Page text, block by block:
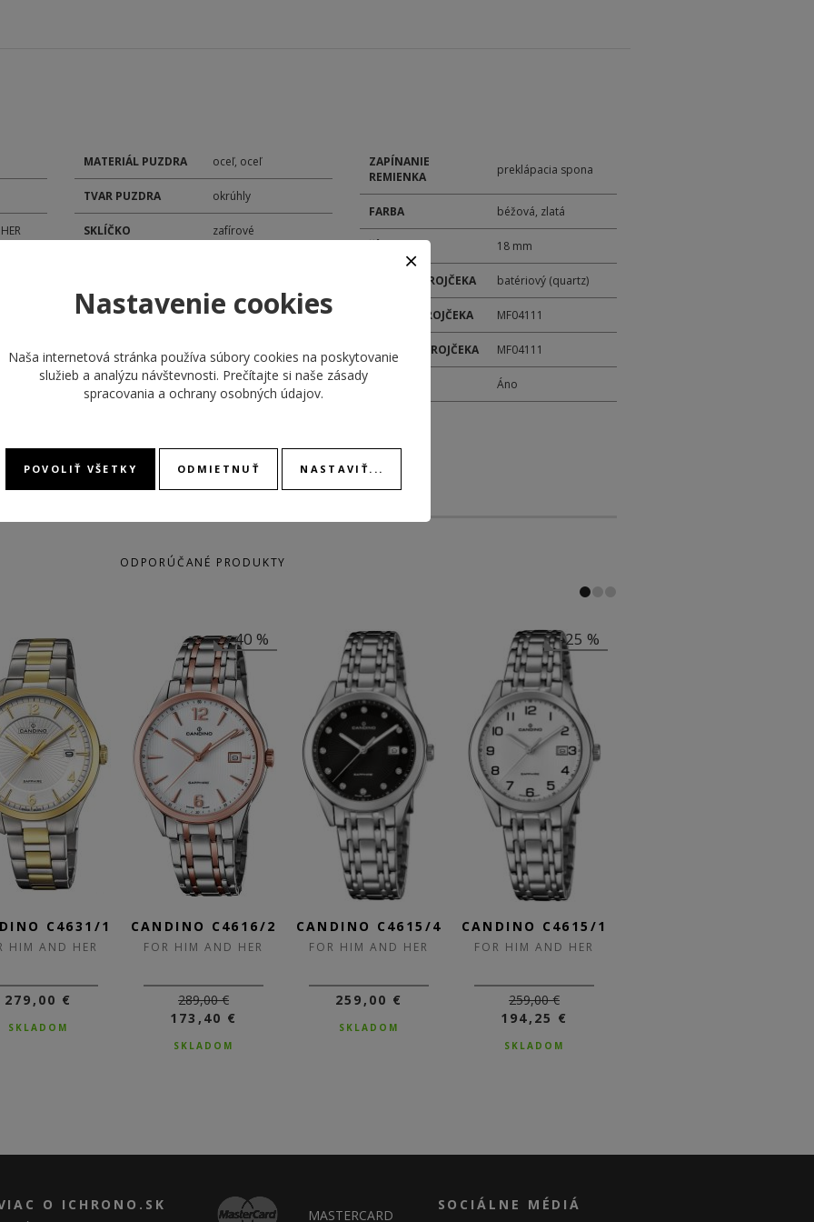
MATERIÁL PUZDRA oceľ, oceľ
TVAR PUZDRA okrúhly
SKLÍČKO zafírové
ROZMER ČÍSELNÍKA 25,5 mm
MATERIÁL
REMIENKA
náramok oceľ
bicolor
ZAPÍNANIE
REMIENKA
preklápacia spona
FARBA béžová, zlatá
18 mm
POHON STROJČEKA batériový (quartz)
MODEL STROJČEKA MF04111
KALIBER STROJČEKA MF04111
Áno
ODPORÚČANÉ PRODUKTY
C4631/1
HIM AND HER
279,00 €
SKLADOM
-40 %
CANDINO C4616/2
FOR HIM AND HER
289,00 €
173,40 €
SKLADOM
CANDINO C4615/4
FOR HIM AND HER
259,00 €
SKLADOM
-25 %
CANDINO C4615/1
FOR HIM AND HER
259,00 €
194,25 €
SKLADOM
O ICHRONO.SK
MASTERCARD
SOCIÁLNE MÉDIÁ
Nastavenie cookies
Naša internetová stránka používa súbory cookies na poskytovanie
služieb a analýzu návštevnosti. Prečítajte si naše zásady
spracovania a ochrany osobných údajov.
POVOLIŤ VŠETKY ODMIETNUŤ NASTAVIŤ...